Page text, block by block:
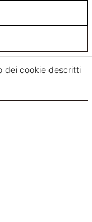
dei cookie descritti